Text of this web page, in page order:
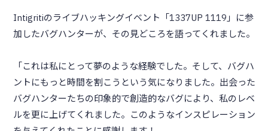
Intigritiのライブハッキングイベント「1337UP 1119」に参
加したバグハンターが、その見どころを語ってくれました。
「これは私にとって夢のような経験でした。そして、バグハ
ントにもっと時間を割こうという気になりました。出会った
バグハンターたちの印象的で創造的なバグにより、私のレベ
ルを更に上げてくれました。このようなインスピレーション